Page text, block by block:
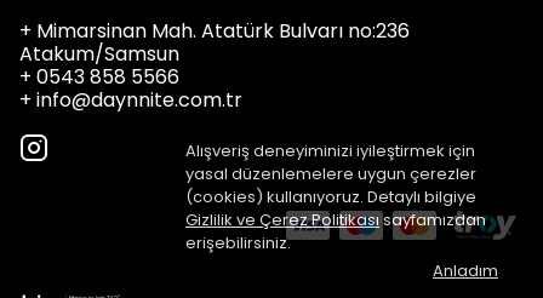
Alışveriş deneyiminizi iyileştirmek için
yasal düzenlemelere uygun çerezler
(cookies) kullanıyoruz. Detaylı bilgiye
Gizlilik ve Çerez Politikasısayfamızdan
erişebilirsiniz.
Anladım
+ Mimarsinan Mah. Atatürk Bulvarı no:236
Atakum/Samsun
+ 0543 858 5566
+ info@daynnite.com.tr